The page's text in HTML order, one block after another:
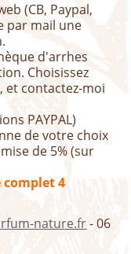
(CB, Paypal,
par mail une
d'arrhes
Choisissez
et contactez-moi
PAYPAL)
de votre choix
de 5% (sur
complet 4
nature.fr - 06